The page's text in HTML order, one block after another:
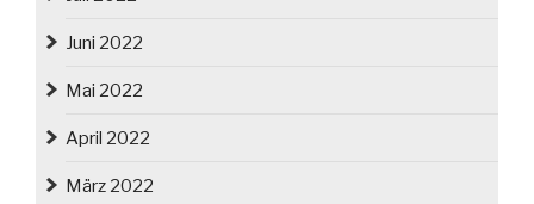
Juni 2022
Mai 2022
April 2022
März 2022